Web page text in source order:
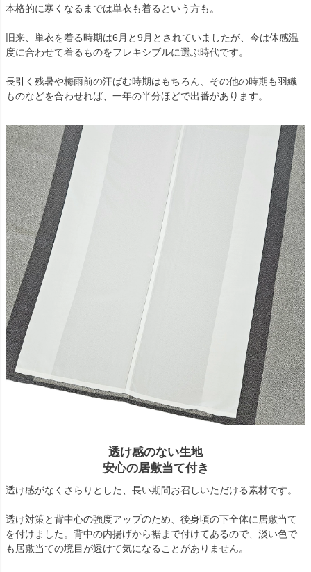
本格的に寒くなるまでは単衣も着るという方も。
旧来、単衣を着る時期は6月と9月とされていましたが、今は体感温
度に合わせて着るものをフレキシブルに選ぶ時代です。
長引く残暑や梅雨前の汗ばむ時期はもちろん、その他の時期も羽織
ものなどを合わせれば、一年の半分ほどで出番があります。
透け感のない生地
安心の居敷当て付き
透け感がなくさらりとした、長い期間お召しいただける素材です。
透け対策と背中心の強度アップのため、後身頃の下全体に居敷当て
を付けました。背中の内揚げから裾まで付けてあるので、淡い色で
も居敷当ての境目が透けて気になることがありません。